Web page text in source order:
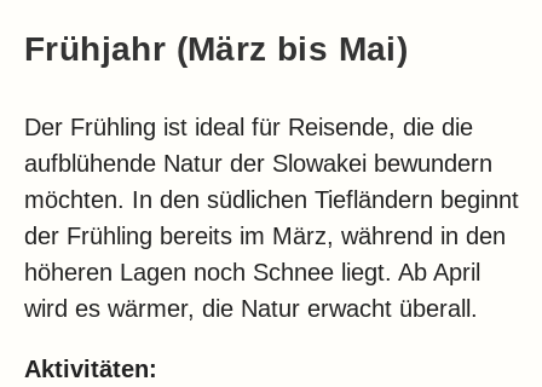
Frühjahr (März bis Mai)
Der Frühling ist ideal für Reisende, die die
aufblühende Natur der Slowakei bewundern
möchten. In den südlichen Tiefländern beginnt
der Frühling bereits im März, während in den
höheren Lagen noch Schnee liegt. Ab April
wird es wärmer, die Natur erwacht überall.
Aktivitäten: